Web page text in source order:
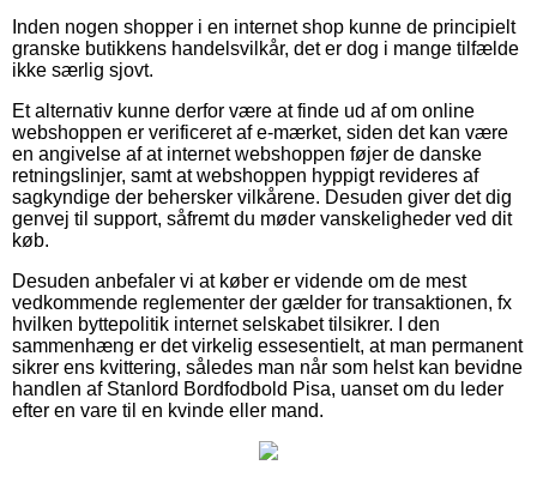
Inden nogen shopper i en internet shop kunne de principielt
granske butikkens handelsvilkår, det er dog i mange tilfælde
ikke særlig sjovt.
Et alternativ kunne derfor være at finde ud af om online
webshoppen er verificeret af e-mærket, siden det kan være
en angivelse af at internet webshoppen føjer de danske
retningslinjer, samt at webshoppen hyppigt revideres af
sagkyndige der behersker vilkårene. Desuden giver det dig
genvej til support, såfremt du møder vanskeligheder ved dit
køb.
Desuden anbefaler vi at køber er vidende om de mest
vedkommende reglementer der gælder for transaktionen, fx
hvilken byttepolitik internet selskabet tilsikrer. I den
sammenhæng er det virkelig essesentielt, at man permanent
sikrer ens kvittering, således man når som helst kan bevidne
handlen af Stanlord Bordfodbold Pisa, uanset om du leder
efter en vare til en kvinde eller mand.